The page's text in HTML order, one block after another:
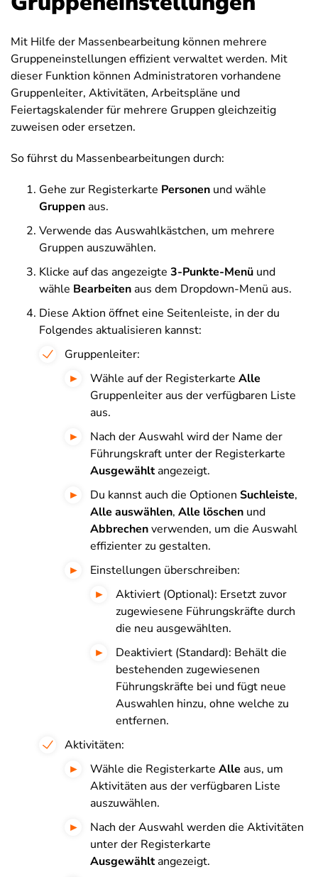
Mit Hilfe der Massenbearbeitung können mehrere
Gruppeneinstellungen effizient verwaltet werden. Mit
dieser Funktion können Administratoren vorhandene
Gruppenleiter, Aktivitäten, Arbeitspläne und
Feiertagskalender für mehrere Gruppen gleichzeitig
zuweisen oder ersetzen.
So führst du Massenbearbeitungen durch:
Gehe zur Registerkarte Personen und wähle
Gruppenaus.
Verwende das Auswahlkästchen, um mehrere
Gruppen auszuwählen.
Klicke auf das angezeigte 3-Punkte-Menü und
wähle Bearbeitenaus dem Dropdown-Menü aus.
Diese Aktion öffnet eine Seitenleiste, in der du
Folgendes aktualisieren kannst:
Gruppenleiter:
Wähle auf der Registerkarte Alle
Gruppenleiter aus der verfügbaren Liste
aus.
Nach der Auswahl wird der Name der
Führungskraft unter der Registerkarte
Ausgewähltangezeigt.
Du kannst auch die Optionen Suchleiste,
Alle auswählen, Alle löschen und
Abbrechenverwenden, um die Auswahl
effizienter zu gestalten.
Einstellungen überschreiben:
Aktiviert (Optional): Ersetzt zuvor
zugewiesene Führungskräfte durch
die neu ausgewählten.
Deaktiviert (Standard): Behält die
bestehenden zugewiesenen
Führungskräfte bei und fügt neue
Auswahlen hinzu, ohne welche zu
entfernen.
Aktivitäten:
Wähle die Registerkarte Alle aus, um
Aktivitäten aus der verfügbaren Liste
auszuwählen.
Nach der Auswahl werden die Aktivitäten
unter der Registerkarte
Ausgewähltangezeigt.